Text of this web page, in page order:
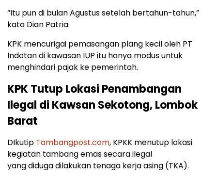
“Itu pun di bulan Agustus setelah bertahun-tahun,”
kata Dian Patria.
KPK mencurigai pemasangan plang kecil oleh PT
Indotan di kawasan IUP itu hanya modus untuk
menghindari pajak ke pemerintah.
KPK Tutup Lokasi Penambangan
Ilegal di Kawsan Sekotong, Lombok
Barat
DIkutip Tambangpost.com, KPKK menutup lokasi
kegiatan tambang emas secara ilegal
yang diduga dilakukan tenaga kerja asing (TKA).